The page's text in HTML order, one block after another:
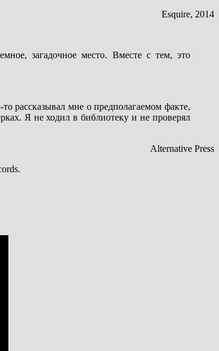
Esquire, 2014
загадочное место. Вместе с тем, это
рассказывал мне о предполагаемом факте,
Я не ходил в библиотеку и не проверял
Alternative Press